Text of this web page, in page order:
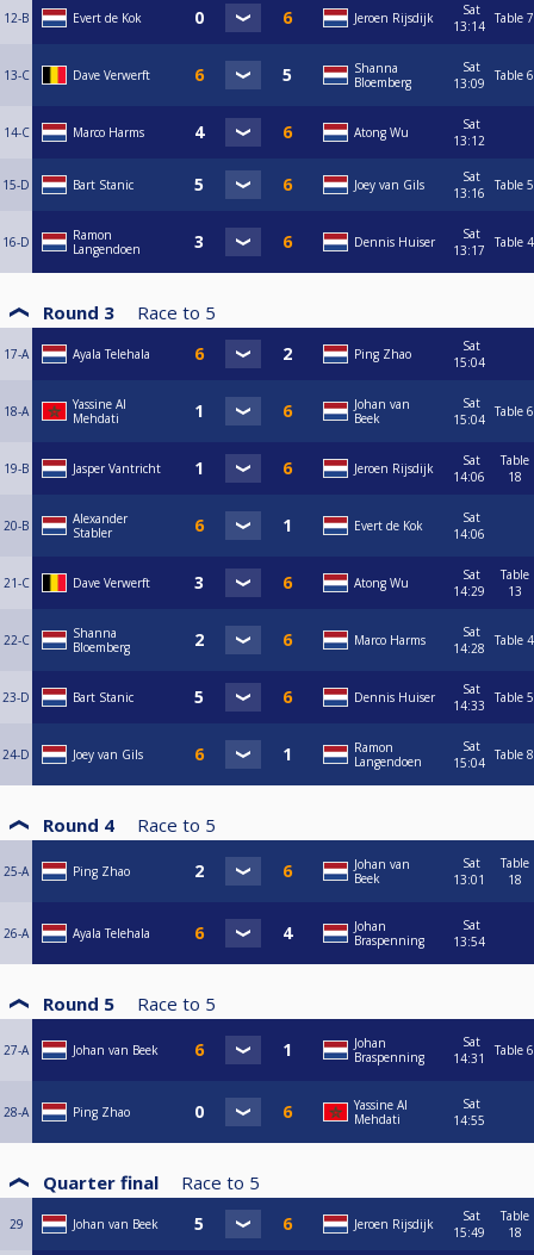
12-B Evert de Kok Jeroen Rijsdijk
Sat
13:14 Table 7
13-C Dave Verwerft
Shanna
Bloemberg
Sat
13:09
Table 6
14-C Marco Harms Atong Wu
Sat
13:12
15-D Bart Stanic Joey van Gils
Sat
13:16
Table 5
16-D
Ramon
Langendoen
Dennis Huiser
Sat
13:17
Table 4
Round 3 Race to 5
17-A Ayala Telehala Ping Zhao
Sat
15:04
18-A
Yassine Al
Mehdati
Johan van
Beek
Sat
15:04 Table 6
19-B Jasper Vantricht Jeroen Rijsdijk
Sat
14:06
Table
18
20-B
Alexander
Stabler
Evert de Kok
Sat
14:06
21-C Dave Verwerft Atong Wu
Sat
14:29
Table
13
22-C
Shanna
Bloemberg
Marco Harms
Sat
14:28
Table 4
23-D Bart Stanic Dennis Huiser
Sat
14:33
Table 5
24-D Joey van Gils
Ramon
Langendoen
Sat
15:04 Table 8
Round 4 Race to 5
25-A Ping Zhao
Johan van
Beek
Sat
13:01
Table
18
26-A Ayala Telehala
Johan
Braspenning
Sat
13:54
Round 5 Race to 5
27-A Johan van Beek
Johan
Braspenning
Sat
14:31
Table 6
28-A Ping Zhao
Yassine Al
Mehdati
Sat
14:55
Quarter final Race to 5
29 Johan van Beek Jeroen Rijsdijk
Sat
15:49
Table
18